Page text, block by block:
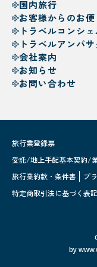
国内旅行
お客様からのお便
トラベルコンシ
トラベルアンバ
会社案内
お知らせ
お問い合わせ
旅行業登録票
受託/地上手配基本契約/
旅行業約款・条件書
プ
特定商取引法に基づく表記
by